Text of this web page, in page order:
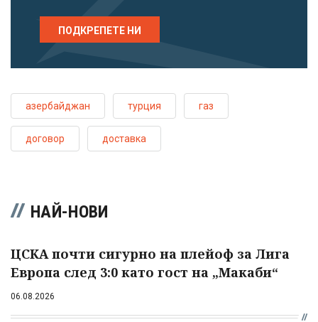
ПОДКРЕПЕТЕ НИ
азербайджан турция газ
договор доставка
НАЙ-НОВИ
ЦСКА почти сигурно на плейоф за Лига
Европа след 3:0 като гост на „Макаби“
06.08.2026